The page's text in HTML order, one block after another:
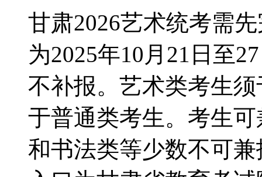
甘肃2026艺术统考需
为2025年10月21日至
不补报。艺术类考生
于普通类考生。考生
和书法类等少数不可